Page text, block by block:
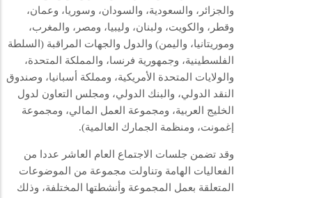
والجزائر، والسعودية، والسودان، وسوريا، وعمان،
وقطر، والكويت، ولبنان، وليبيا، ومصر، والمغرب،
وموريتانيا، واليمن) والدول والجهات المراقبة (السلطة
الفلسطينية، وجمهورية فرنسا، والمملكة المتحدة،
والولايات المتحدة الأمريكية، ومملكة أسبانيا، وصندوق
النقد الدولي، والبنك الدولي، ومجلس التعاون لدول
الخليج العربية، ومجموعة العمل المالي، ومجموعة
إغمونت، ومنظمة الجمارك العالمية).
وقد تضمن جلسات الاجتماع العام العاشر عددا من
الفعاليات الهامة وتناولت مجموعة من الموضوعات
المتعلقة بعمل المجموعة وأنشطتها المختلفة، وذلك